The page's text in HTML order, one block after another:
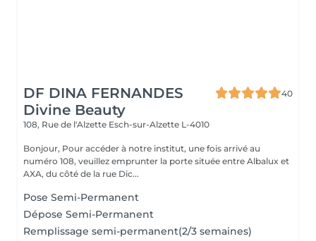
DF DINA FERNANDES
Divine Beauty
40
108, Rue de l'Alzette Esch-sur-Alzette L-4010
Bonjour, Pour accéder à notre institut, une fois arrivé au
numéro 108, veuillez emprunter la porte située entre Albalux et
AXA, du côté de la rue Dic...
Pose Semi-Permanent
Dépose Semi-Permanent
Remplissage semi-permanent(2/3 semaines)